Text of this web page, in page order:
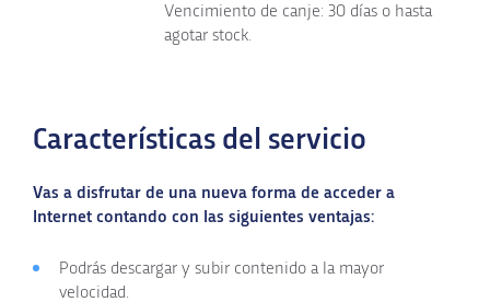
Vencimiento de canje: 30 días o hasta
agotar stock.
Características del servicio
Vas a disfrutar de una nueva forma de acceder a
Internet contando con las siguientes ventajas:
Podrás descargar y subir contenido a la mayor
velocidad.